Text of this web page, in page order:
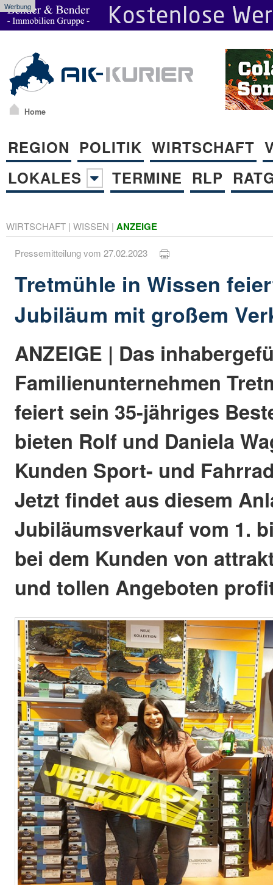
Werbung
Home
REGION POLITIK WIRTSCHAFT
LOKALES
TERMINE RLP
WIRTSCHAFT | WISSEN | ANZEIGE
Pressemitteilung vom 27.02.2023
Tretmühle in Wissen
Jubiläum mit großem
ANZEIGE | Das
Familienunternehmen
feiert sein 35-jähriges
bieten Rolf und Daniela
Kunden Sport- und
Jetzt findet aus diesem
Jubiläumsverkauf vom 1.
bei dem Kunden von
und tollen Angeboten